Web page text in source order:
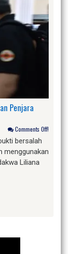
Penjara
Comments Off!
bersalah
menggunakan
Liliana